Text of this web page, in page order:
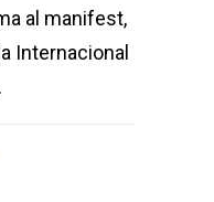
al manifest,
Internacional